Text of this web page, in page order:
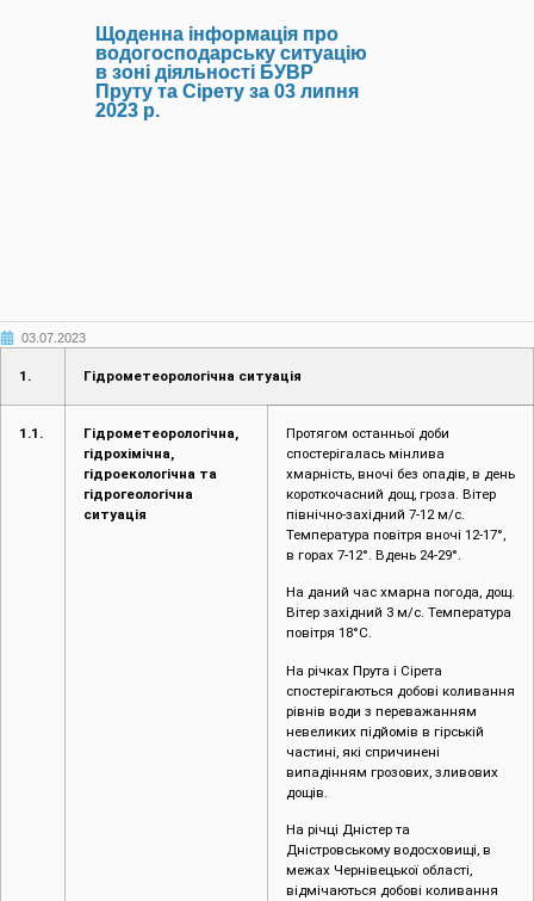
Щоденна інформація про
водогосподарську ситуацію
в зоні діяльності БУВР
Пруту та Сірету за 03 липня
2023 р.
03.07.2023
1. Гідрометеорологічна ситуація
1.1.
Гідрометеорологічна,
гідрохімічна,
гідроекологічна та
гідрогеологічна
ситуація
Протягом останньої доби
спостерігалась мінлива
хмарність, вночі без опадів, в день
короткочасний дощ, гроза. Вітер
північно-західний 7-12 м/с.
Температура повітря вночі 12-17°,
в горах 7-12°. Вдень 24-29°.
На даний час хмарна погода, дощ.
Вітер західний 3 м/с. Температура
повітря 18°С.
На річках Прута і Сірета
спостерігаються добові коливання
рівнів води з переважанням
невеликих підйомів в гірській
частині, які спричинені
випадінням грозових, зливових
дощів.
На річці Дністер та
Дністровському водосховищі, в
межах Чернівецької області,
відмічаються добові коливання